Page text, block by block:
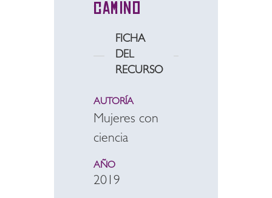
camino
FICHA
DEL
RECURSO
AUTORÍA
Mujeres con
ciencia
AÑO
2019